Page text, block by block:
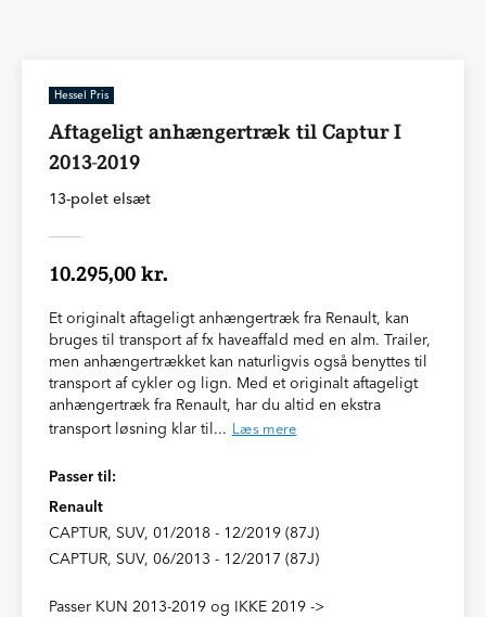
Hessel Pris
Aftageligt anhængertræk til Captur I
2013-2019
13-polet elsæt
10.295,00 kr.
Et originalt aftageligt anhængertræk fra Renault, kan
bruges til transport af fx haveaffald med en alm. Trailer,
men anhængertrækket kan naturligvis også benyttes til
transport af cykler og lign. Med et originalt aftageligt
anhængertræk fra Renault, har du altid en ekstra
transport løsning klar til... Læs mere
Passer til:
Renault
CAPTUR, SUV, 01/2018 - 12/2019 (87J)
CAPTUR, SUV, 06/2013 - 12/2017 (87J)
Passer KUN 2013-2019 og IKKE 2019 ->